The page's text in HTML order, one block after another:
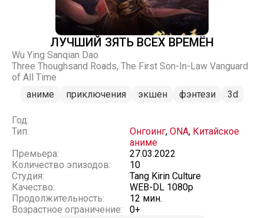
ЛУЧШИЙ ЗЯТЬ ВСЕХ ВРЕМЁН
Wu Ying Sanqian Dao
Three Thoughsand Roads, The First Son-In-Law Vanguard
of All Time
аниме
приключения экшен фэнтези 3d
Год:
Тип:
Онгоинг, ONA, Китайское
аниме
Премьера:
27.03.2022
Количество эпизодов:
10
Студия:
Tang Kirin Culture
Качество:
WEB-DL 1080p
Продолжительность:
12 мин.
Возрастное ограничение:
0+